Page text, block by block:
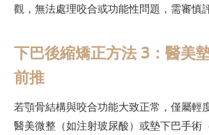
觀，無法處理咬合或功能性問題，需審慎
下巴後縮矯正方法 3：醫美
前推
若顎骨結構與咬合功能大致正常，僅屬輕
醫美微整（如注射玻尿酸）或墊下巴手術